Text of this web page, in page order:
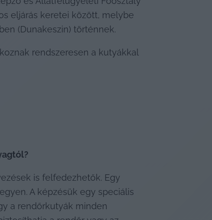
eljárás keretei között, melybe
(Dunakeszin) történnek.
rendszeresen a kutyákkal
is felfedezhetők. Egy
A képzésük egy speciális
a rendőrkutyák minden